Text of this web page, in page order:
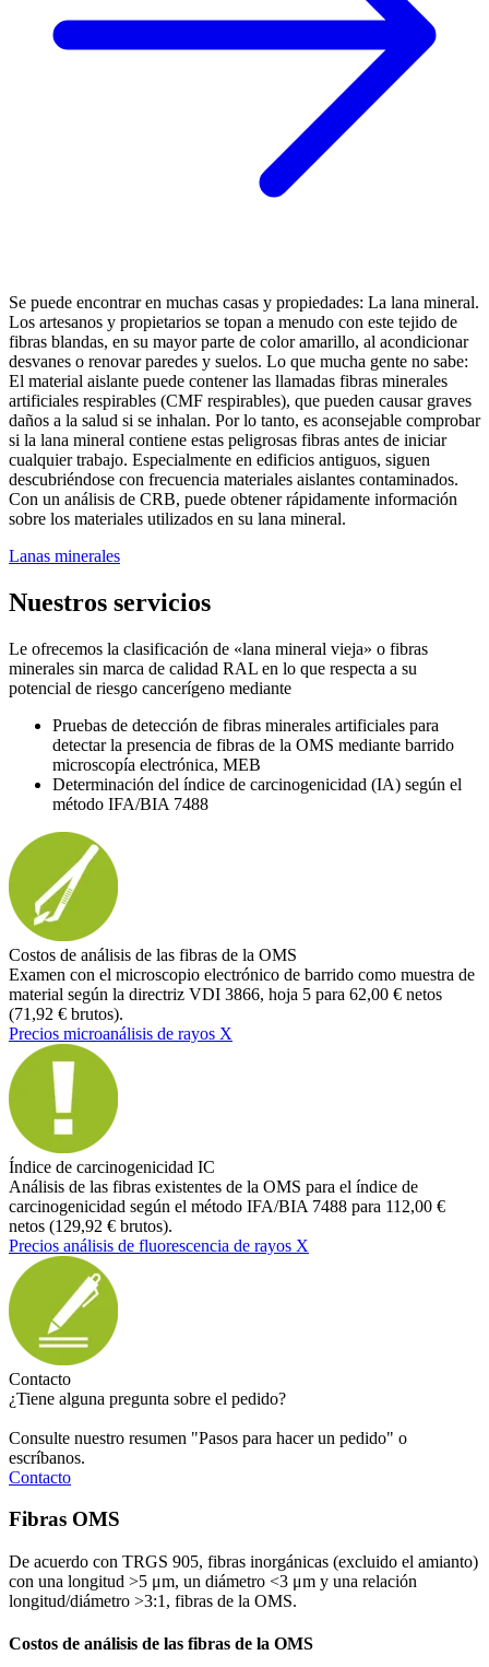
Se puede encontrar en muchas casas y propiedades: La lana mineral.
Los artesanos y propietarios se topan a menudo con este tejido de
fibras blandas, en su mayor parte de color amarillo, al acondicionar
desvanes o renovar paredes y suelos. Lo que mucha gente no sabe:
El material aislante puede contener las llamadas fibras minerales
artificiales respirables (CMF respirables), que pueden causar graves
daños a la salud si se inhalan. Por lo tanto, es aconsejable comprobar
si la lana mineral contiene estas peligrosas fibras antes de iniciar
cualquier trabajo. Especialmente en edificios antiguos, siguen
descubriéndose con frecuencia materiales aislantes contaminados.
Con un análisis de CRB, puede obtener rápidamente información
sobre los materiales utilizados en su lana mineral.
Lanas minerales
Nuestros servicios
Le ofrecemos la clasificación de «lana mineral vieja» o fibras
minerales sin marca de calidad RAL en lo que respecta a su
potencial de riesgo cancerígeno mediante
Pruebas de detección de fibras minerales artificiales para
detectar la presencia de fibras de la OMS mediante barrido
microscopía electrónica, MEB
Determinación del índice de carcinogenicidad (IA) según el
método IFA/BIA 7488
Costos de análisis de las fibras de la OMS
Examen con el microscopio electrónico de barrido como muestra de
material según la directriz VDI 3866, hoja 5 para 62,00 € netos
(71,92 € brutos).
Precios microanálisis de rayos X
Índice de carcinogenicidad IC
Análisis de las fibras existentes de la OMS para el índice de
carcinogenicidad según el método IFA/BIA 7488 para 112,00 €
netos (129,92 € brutos).
Precios análisis de fluorescencia de rayos X
Contacto
¿Tiene alguna pregunta sobre el pedido?
Consulte nuestro resumen "Pasos para hacer un pedido" o
escríbanos.
Contacto
Fibras OMS
De acuerdo con TRGS 905, fibras inorgánicas (excluido el amianto)
con una longitud >5 μm, un diámetro <3 μm y una relación
longitud/diámetro >3:1, fibras de la OMS.
Costos de análisis de las fibras de la OMS